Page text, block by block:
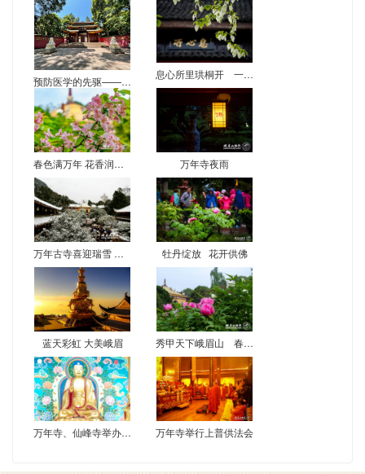
预防医学的先驱——万年寺茂真禅师
息心所里珙桐开 一树奇花鸽翩然
春色满万年 花香润名山 万年寺夜雨
万年古寺喜迎瑞雪 银色世界秀甲天下 牡丹绽放 花开供佛
蓝天彩虹 大美峨眉 秀甲天下峨眉山 春来万年牡丹艳
万年寺、仙峰寺举办供天法会、祈福法会喜迎元宵佳节 万年寺举行上普供法会